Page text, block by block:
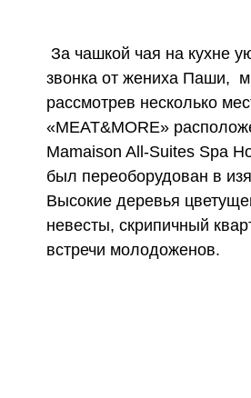
звонка от жениха Паши,
рассмотрев несколько
«MEAT&MORE»
Mamaison All-Suites Spa
был переоборудован в
Высокие деревья
невесты, скрипичный
встречи молодоженов.